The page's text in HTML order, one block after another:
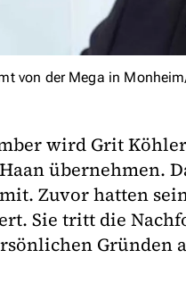
von der Mega in
wird Grit
übernehmen.
Zuvor hatten
Sie tritt die
Gründen